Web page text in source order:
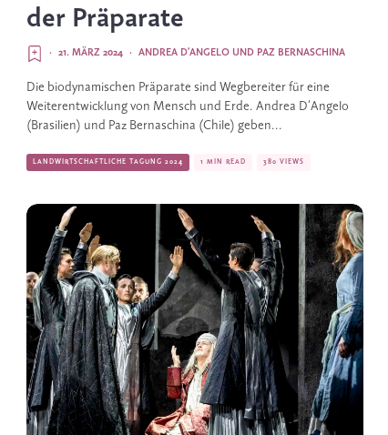
der Präparate
ANDREA D’ANGELO UND PAZ BERNASCHINA
·
21. MÄRZ 2024
·
Die biodynamischen Präparate sind Wegbereiter für eine
Weiterentwicklung von Mensch und Erde. Andrea D’Angelo
(Brasilien) und Paz Bernaschina (Chile) geben...
LANDWIRTSCHAFTLICHE TAGUNG 2024 1 MIN READ 380 VIEWS